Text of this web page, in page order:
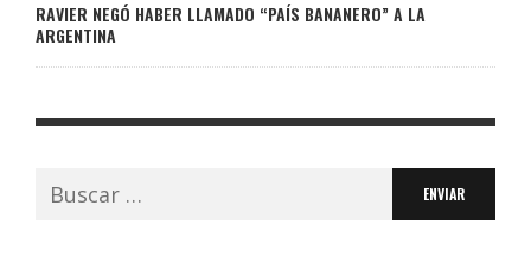
RAVIER NEGÓ HABER LLAMADO “PAÍS BANANERO” A LA
ARGENTINA
Buscar: